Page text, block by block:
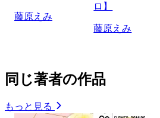
藤原えみ
ロ】
藤原えみ
同じ著者の作品
もっと見る